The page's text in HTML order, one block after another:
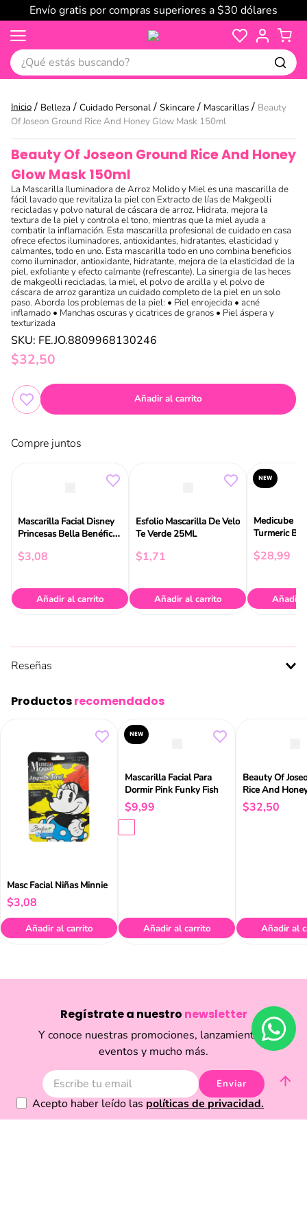
Envío gratis por compras superiores a $30 dólares
¿Qué estás buscando?
Belleza Cuidado Personal Skincare Mascarillas
Beauty
Of Joseon Ground Rice And Honey Glow Mask 150ml
Beauty Of Joseon Ground Rice And Honey
Glow Mask 150ml
La Mascarilla Iluminadora de Arroz Molido y Miel es una mascarilla de
fácil lavado que revitaliza la piel con Extracto de lías de Makgeolli
recicladas y polvo natural de cáscara de arroz. Hidrata, mejora la
textura de la piel y controla el tono, mientras que la miel ayuda a
combatir la inflamación. Esta mascarilla profesional de cuidado en casa
ofrece efectos iluminadores, antioxidantes, hidratantes, elasticidad y
calmantes, todo en uno. Esta mascarilla todo en uno combina beneficios
como iluminador, antioxidante, hidratante, mejora de la elasticidad de la
piel, exfoliante y efecto calmante (refrescante). La sinergia de las heces
de makgeolli recicladas, la miel, el polvo de arcilla y el polvo de
cáscara de arroz garantiza un cuidado completo de la piel en un solo
paso. Aborda los problemas de la piel: • Piel enrojecida • acné
inflamado • Manchas oscuras y cicatrices de granos • Piel áspera y
texturizada
SKU: FE.JO.8809968130246
$32,50
Añadir al carrito
Compre juntos
Mascarilla Facial Disney
Princesas Bella Benéfica
$3,08
Añadir al carrito
Esfolio Mascarilla De Velo
Te Verde 25ML
$1,71
Añadir al carrito
NEW
Medicube
Turmeric
$28,99
Añadir
Reseñas
Productosrecomendados
Masc Facial Niñas Minnie
$3,08
Añadir al carrito
NEW
Mascarilla Facial Para
Dormir Pink Funky Fish
$9,99
Añadir al carrito
Beauty Of
Rice And
Mask 150ml
$32,50
Añadir al
Regístrate a nuestro newsletter
Y conoce nuestras promociones, lanzamientos,
eventos y mucho más.
Enviar
Acepto haber leído las políticas de privacidad.